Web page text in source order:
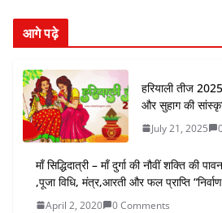
आगे पढ़े
हरियाली तीज
और सुहाग की
July 21, 2025
माँ सिद्धिदात्री – माँ दुर्गा की नौवीं शक्ति की
,पूजा विधि, मंत्र,आरती और फल प्राप्ति
April 2, 2020 0 Comments